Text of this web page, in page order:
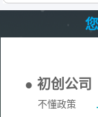
● 初创公司
不懂政策